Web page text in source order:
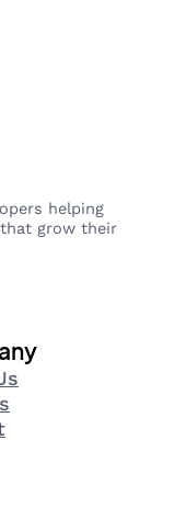
helping
grow their